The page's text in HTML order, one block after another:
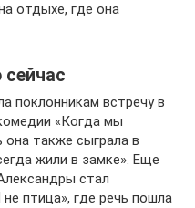
отдыхе, где она
поклонникам встречу в
«Когда мы
она также сыграла в
жили в замке». Еще
стал
птица», где речь пошла